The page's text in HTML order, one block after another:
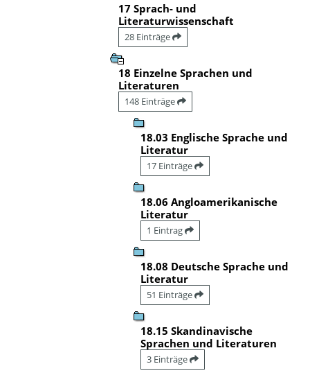
17 Sprach- und
Literaturwissenschaft
28 Einträge
18 Einzelne Sprachen und
Literaturen
148 Einträge
18.03 Englische Sprache und
Literatur
17 Einträge
18.06 Angloamerikanische
Literatur
1 Eintrag
18.08 Deutsche Sprache und
Literatur
51 Einträge
18.15 Skandinavische
Sprachen und Literaturen
3 Einträge